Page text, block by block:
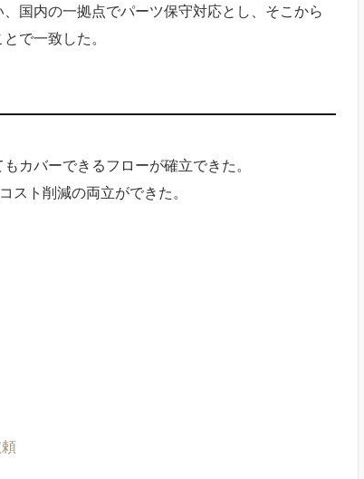
国内の一拠点でパーツ保守対応とし、そこから
で一致した。
カバーできるフローが確立できた。
スト削減の両立ができた。